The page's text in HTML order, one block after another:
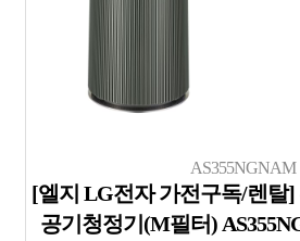
AS355NGNAM
[엘지 LG전자 가전구독/렌탈]
공기청정기(M필터)